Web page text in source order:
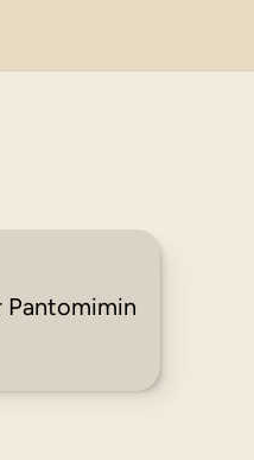
Pantomimin